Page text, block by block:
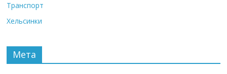
Транспорт
Хельсинки
Мета